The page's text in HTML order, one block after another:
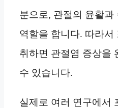
분으로, 관절의 윤활과
역할을 합니다. 따라서
취하면 관절염 증상을
수 있습니다.
실제로 여러 연구에서